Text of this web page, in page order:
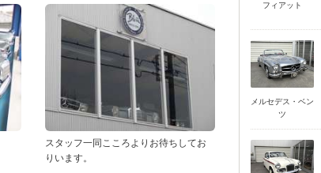
スタッフ一同こころよりお待ちしてお
りいます。
フィアット
メルセデス・ベン
ツ